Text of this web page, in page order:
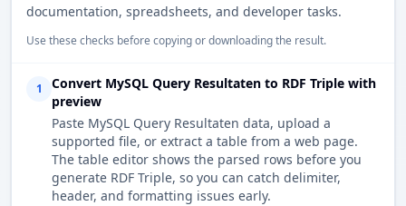
documentation, spreadsheets, and developer tasks.
Use these checks before copying or downloading the result.
1
Convert MySQL Query Resultaten to RDF Triple with
preview
Paste MySQL Query Resultaten data, upload a
supported file, or extract a table from a web page.
The table editor shows the parsed rows before you
generate RDF Triple, so you can catch delimiter,
header, and formatting issues early.